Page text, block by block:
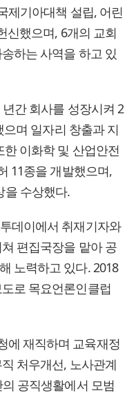
제기아대책 설립, 어린
신했으며, 6개의 교회
하는 사역을 하고 있
간 회사를 성장시켜 2
며 일자리 창출과 지
이화학 및 산업안전
11종을 개발했으며,
을 수상했다.
데이에서 취재기자와
편집국장을 맡아 공
노력하고 있다. 2018
로 목요언론인클럽
에 재직하며 교육재정
처우개선, 노사관계
공직생활에서 모범